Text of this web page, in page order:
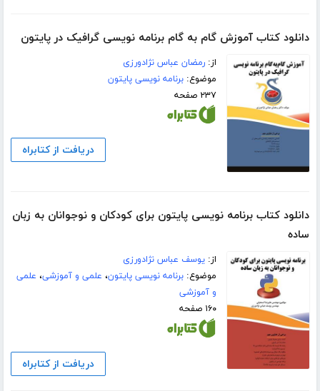
دانلود کتاب آموزش گام‌ به‌ گام برنامه نویسی گرافیک در پایتون‌‫
از:رمضان عباس نژادورزی
موضوع:برنامه نویسی پایتون
۲۳۷ صفحه
دریافت از کتابراه
دانلود کتاب برنامه نویسی پایتون برای کودکان و نوجوانان به زبان
ساده
از:یوسف عباس نژادورزی
موضوع:برنامه نویسی پایتون، علمی و آموزشی، علمی
و آموزشی
۱۶۰ صفحه
دریافت از کتابراه